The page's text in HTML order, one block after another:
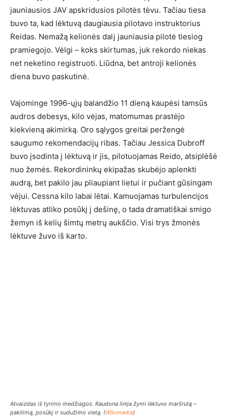
jauniausios JAV apskridusios pilotės tėvu. Tačiau tiesa
buvo ta, kad lėktuvą daugiausia pilotavo instruktorius
Reidas. Nemažą kelionės dalį jauniausia pilotė tiesiog
pramiegojo. Vėlgi – koks skirtumas, juk rekordo niekas
net neketino registruoti. Liūdna, bet antroji kelionės
diena buvo paskutinė.
Vajominge 1996-ųjų balandžio 11 dieną kaupėsi tamsūs
audros debesys, kilo vėjas, matomumas prastėjo
kiekvieną akimirką. Oro sąlygos greitai peržengė
saugumo rekomendacijų ribas. Tačiau Jessica Dubroff
buvo įsodinta į lėktuvą ir jis, pilotuojamas Reido, atsiplėšė
nuo žemės. Rekordininkų ekipažas skubėjo aplenkti
audrą, bet pakilo jau pliaupiant lietui ir pučiant gūsingam
vėjui. Cessna kilo labai lėtai. Kamuojamas turbulencijos
lėktuvas atliko posūkį į dešinę, o tada dramatiškai smigo
žemyn iš kelių šimtų metrų aukščio. Visi trys žmonės
lėktuve žuvo iš karto.
Atvaizdas iš tyrimo medžiagos. Raudona linija žymi lėktuvo maršrutą –
pakilimą, posūkį ir sudužimo vietą. (Wikimedia)